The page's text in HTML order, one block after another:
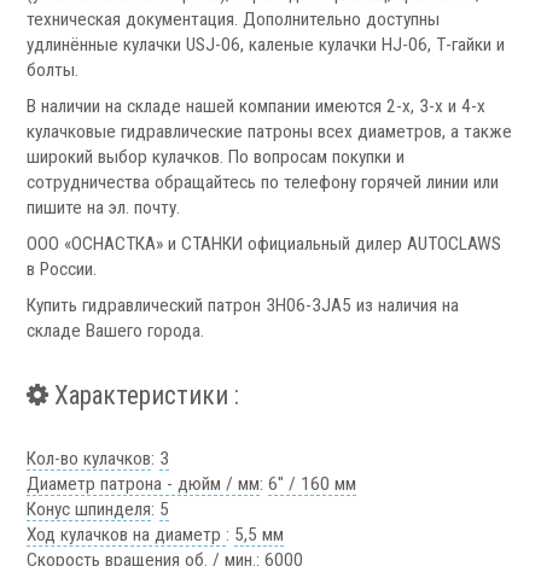
Скиммеры СОЖ
Тефлоновые ленты СОЖ
Рефрактометры СОЖ
Фильтры, расходники и аксессуары
Ротационные соединения
техническая документация. Дополнительно доступны
удлинённые кулачки USJ-06, каленые кулачки HJ-06, Т-гайки и
болты.
В наличии на складе нашей компании имеются 2-х, 3-х и 4-х
кулачковые гидравлические патроны всех диаметров, а также
широкий выбор кулачков. По вопросам покупки и
сотрудничества обращайтесь по телефону горячей линии или
пишите на эл. почту.
ООО «ОСНАСТКА» и СТАНКИ официальный дилер AUTOCLAWS
в России.
Купить гидравлический патрон 3Н06-3JA5 из наличия на
складе Вашего города.
Характеристики :
Кол-во кулачков: 3
Диаметр патрона - дюйм / мм:6" / 160 мм
Конус шпинделя: 5
Ход кулачков на диаметр : 5,5 мм
Скорость вращения об. / мин.:6000